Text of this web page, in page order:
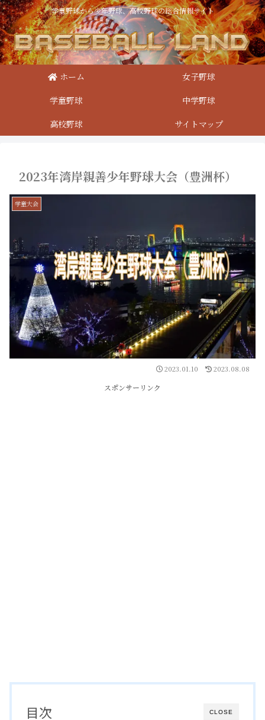
学童野球から少年野球、高校野球の総合情報サイト
ホーム
女子野球
学童野球
中学野球
高校野球
サイトマップ
2023年湾岸親善少年野球大会（豊洲杯）
学童大会
2023.01.10 2023.08.08
スポンサーリンク
CLOSE
目次